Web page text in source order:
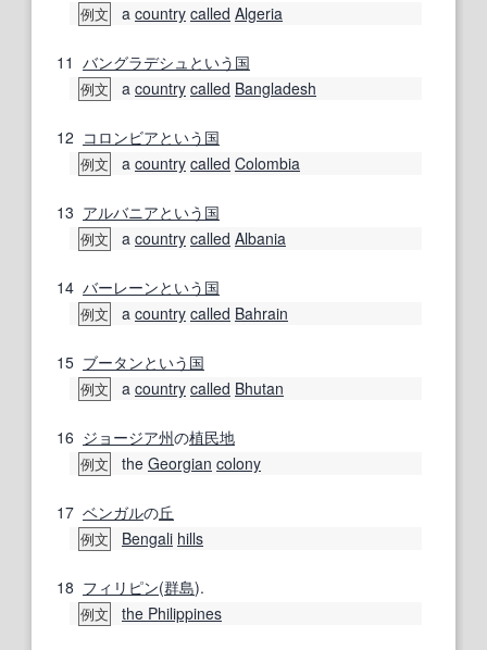
例文 a country called Algeria
11 バングラデシュ という 国
例文 a country called Bangladesh
12 コロンビアという 国
例文 a country called Colombia
13 アルバニアという 国
例文 a country called Albania
14 バーレーンという 国
例文 a country called Bahrain
15 ブータンという 国
例文 a country called Bhutan
16 ジョージア州の植民地
例文 the Georgian colony
17 ベンガルの丘
例文 Bengali hills
18 フィリピン(群島).
例文 the Philippines